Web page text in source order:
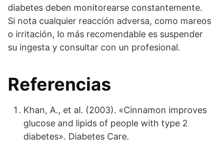
diabetes deben monitorearse constantemente.
Si nota cualquier reacción adversa, como mareos
o irritación, lo más recomendable es suspender
su ingesta y consultar con un profesional.
Referencias
Khan, A., et al. (2003). «Cinnamon improves
glucose and lipids of people with type 2
diabetes». Diabetes Care.